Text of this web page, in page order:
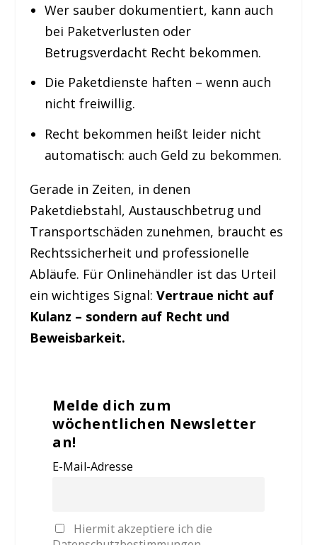
Wer sauber dokumentiert, kann auch
bei Paketverlusten oder
Betrugsverdacht Recht bekommen.
Die Paketdienste haften – wenn auch
nicht freiwillig.
Recht bekommen heißt leider nicht
automatisch: auch Geld zu bekommen.
Gerade in Zeiten, in denen
Paketdiebstahl, Austauschbetrug und
Transportschäden zunehmen, braucht es
Rechtssicherheit und professionelle
Abläufe. Für Onlinehändler ist das Urteil
ein wichtiges Signal:Vertraue nicht auf
Kulanz – sondern auf Recht und
Beweisbarkeit.
Melde dich zum
wöchentlichen Newsletter
an!
E-Mail-Adresse
Hiermit akzeptiere ich die